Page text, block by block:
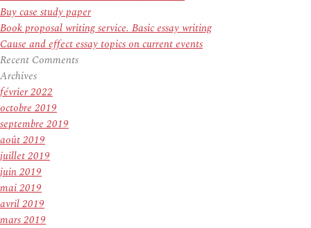
Buy case study paper
Book proposal writing service. Basic essay writing
Cause and effect essay topics on current events
Recent Comments
Archives
février 2022
octobre 2019
septembre 2019
août 2019
juillet 2019
juin 2019
mai 2019
avril 2019
mars 2019